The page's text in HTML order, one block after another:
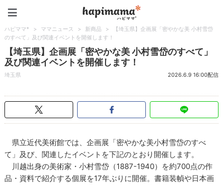
ハピママ* > ママニュース > 新商品 >
【埼玉県】企画展「密やかな美 小村雪岱
のすべて」及び関連イベントを開催します！
【埼玉県】企画展「密やかな美 小村雪岱のすべて」
及び関連イベントを開催します！
埼玉県 2026.6.9 16:00配信
県立近代美術館では、企画展「密やかな美小村雪岱のすべ
て」及び、関連したイベントを下記のとおり開催します。
川越出身の美術家・小村雪岱（1887-1940）を約700点の作
品・資料で紹介する個展を17年ぶりに開催。書籍装幀や日本画